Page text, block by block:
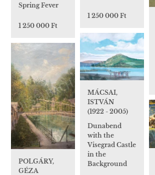
1 250 000 Ft
Spring Fever
1 250 000 Ft
MÁCSAI,
ISTVÁN
(1922 - 2005)
Dunabend
with the
Visegrad Castle
in the
Background
POLGÁRY,
GÉZA